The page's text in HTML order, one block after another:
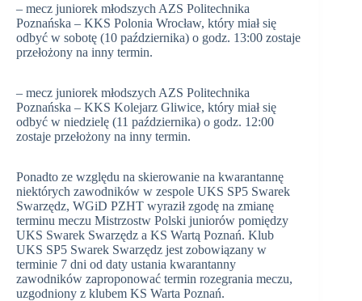
– mecz juniorek młodszych AZS Politechnika
Poznańska – KKS Polonia Wrocław, który miał się
odbyć w sobotę (10 października) o godz. 13:00 zostaje
przełożony na inny termin.
– mecz juniorek młodszych AZS Politechnika
Poznańska – KKS Kolejarz Gliwice, który miał się
odbyć w niedzielę (11 października) o godz. 12:00
zostaje przełożony na inny termin.
Ponadto ze względu na skierowanie na kwarantannę
niektórych zawodników w zespole UKS SP5 Swarek
Swarzędz, WGiD PZHT wyraził zgodę na zmianę
terminu meczu Mistrzostw Polski juniorów pomiędzy
UKS Swarek Swarzędz a KS Wartą Poznań. Klub
UKS SP5 Swarek Swarzędz jest zobowiązany w
terminie 7 dni od daty ustania kwarantanny
zawodników zaproponować termin rozegrania meczu,
uzgodniony z klubem KS Warta Poznań.